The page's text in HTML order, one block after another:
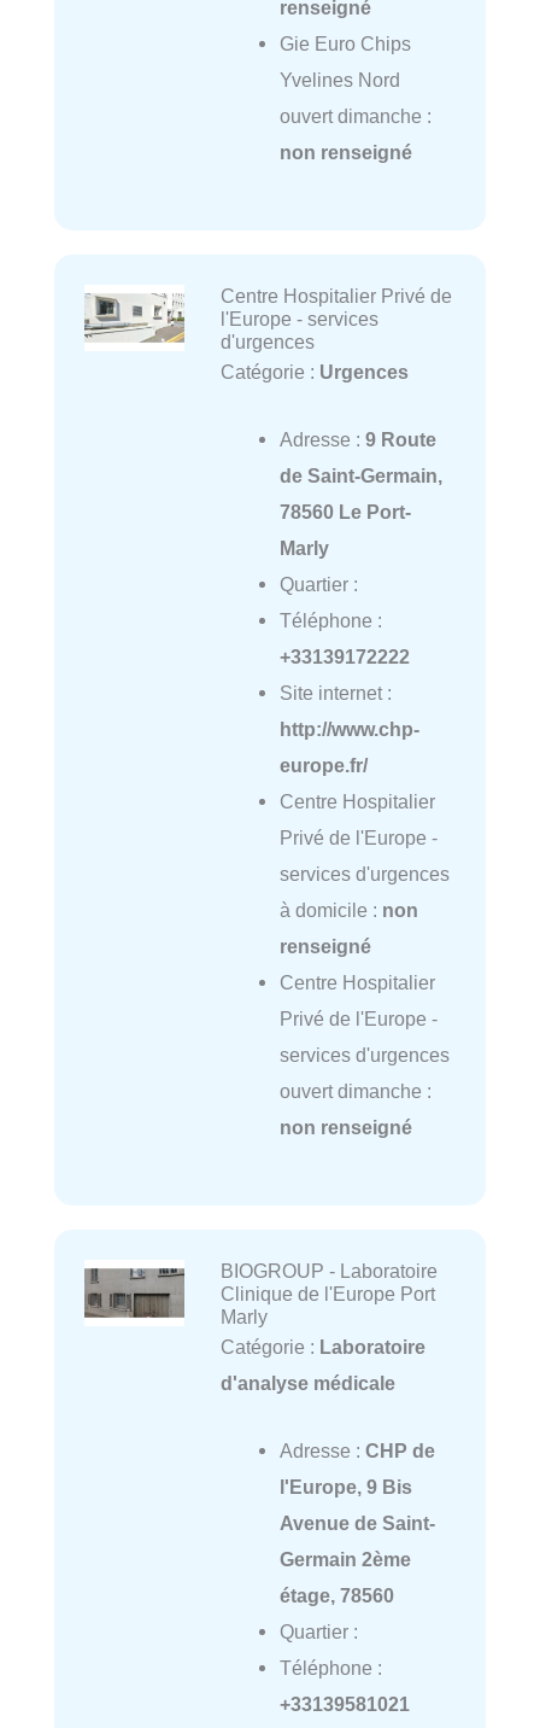
renseigné
Gie Euro Chips
Yvelines Nord
ouvert dimanche :
non renseigné
Centre Hospitalier Privé de
l'Europe - services
d'urgences
Catégorie : Urgences
Adresse : 9 Route
de Saint-Germain,
78560 Le Port-
Marly
Quartier :
Téléphone :
+33139172222
Site internet :
http://www.chp-
europe.fr/
Centre Hospitalier
Privé de l'Europe -
services d'urgences
à domicile : non
renseigné
Centre Hospitalier
Privé de l'Europe -
services d'urgences
ouvert dimanche :
non renseigné
BIOGROUP - Laboratoire
Clinique de l'Europe Port
Marly
Catégorie : Laboratoire
d'analyse médicale
Adresse : CHP de
l'Europe, 9 Bis
Avenue de Saint-
Germain 2ème
étage, 78560
Quartier :
Téléphone :
+33139581021